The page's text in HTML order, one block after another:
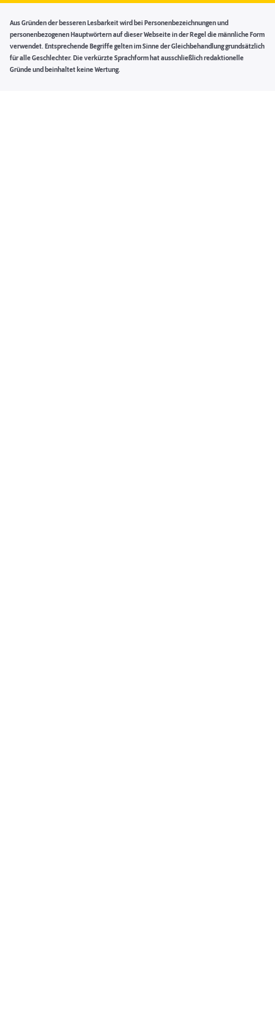
Aus Gründen der besseren Lesbarkeit wird bei Personenbezeichnungen und
personenbezogenen Hauptwörtern auf dieser Webseite in der Regel die männliche Form
verwendet. Entsprechende Begriffe gelten im Sinne der Gleichbehandlung grundsätzlich
für alle Geschlechter. Die verkürzte Sprachform hat ausschließlich redaktionelle
Gründe und beinhaltet keine Wertung.